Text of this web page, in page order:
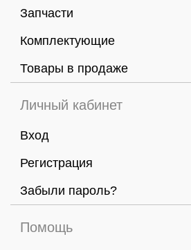
Запчасти
Комплектующие
Товары в продаже
Личный кабинет
Вход
Регистрация
Забыли пароль?
Помощь